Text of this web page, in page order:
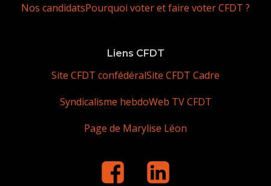
Nos candidatsPourquoi voter et faire voter CFDT ?
Liens CFDT
Site CFDT confédéralSite CFDT Cadre
Syndicalisme hebdoWeb TV CFDT
Page de Marylise Léon